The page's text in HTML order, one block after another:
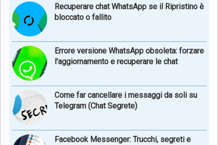
Recuperare chat WhatsApp se il Ripristino è
bloccato o fallito
Errore versione WhatsApp obsoleta: forzare
l'aggiornamento e recuperare le chat
Come far cancellare i messaggi da soli su
Telegram (Chat Segrete)
Facebook Messenger: Trucchi, segreti e